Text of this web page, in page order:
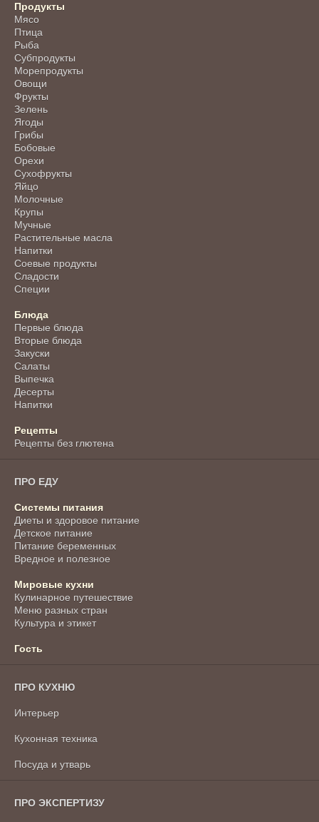
Продукты
Мясо
Птица
Рыба
Субпродукты
Морепродукты
Овощи
Фрукты
Зелень
Ягоды
Грибы
Бобовые
Орехи
Сухофрукты
Яйцо
Молочные
Крупы
Мучные
Растительные масла
Напитки
Соевые продукты
Сладости
Специи
Блюда
Первые блюда
Вторые блюда
Закуски
Салаты
Выпечка
Десерты
Напитки
Рецепты
Рецепты без глютена
ПРО ЕДУ
Системы питания
Диеты и здоровое питание
Детское питание
Питание беременных
Вредное и полезное
Мировые кухни
Кулинарное путешествие
Меню разных стран
Культура и этикет
Гость
ПРО КУХНЮ
Интерьер
Кухонная техника
Посуда и утварь
ПРО ЭКСПЕРТИЗУ